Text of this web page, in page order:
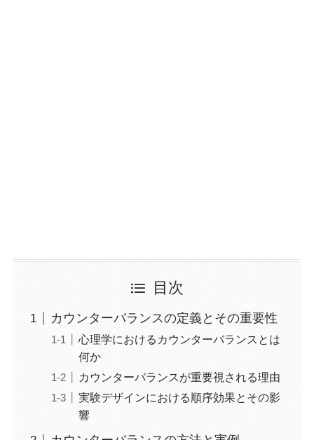
目次
カウンターバランスの定義とその重要性
心理学におけるカウンターバランスとは
何か
カウンターバランスが重要視される理由
実験デザインにおける順序効果とその影
響